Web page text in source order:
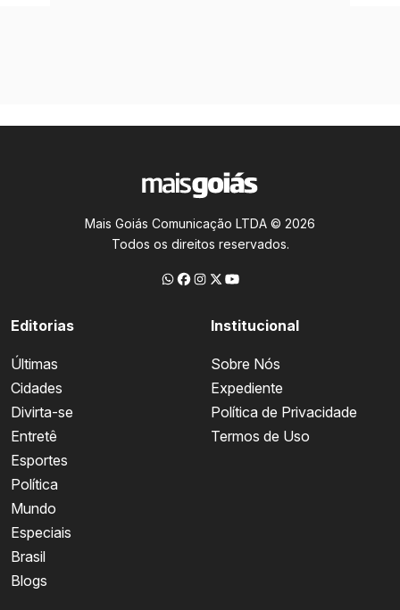
Mais Goiás Comunicação LTDA © 2026
Todos os direitos reservados.
Editorias
Últimas
Cidades
Divirta-se
Entretê
Esportes
Política
Mundo
Especiais
Brasil
Blogs
Institucional
Sobre Nós
Expediente
Política de Privacidade
Termos de Uso